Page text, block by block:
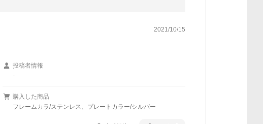
2021/10/15
投稿者情報
-
購入した商品
フレームカラ/ステンレス、プレートカラー/シルバー